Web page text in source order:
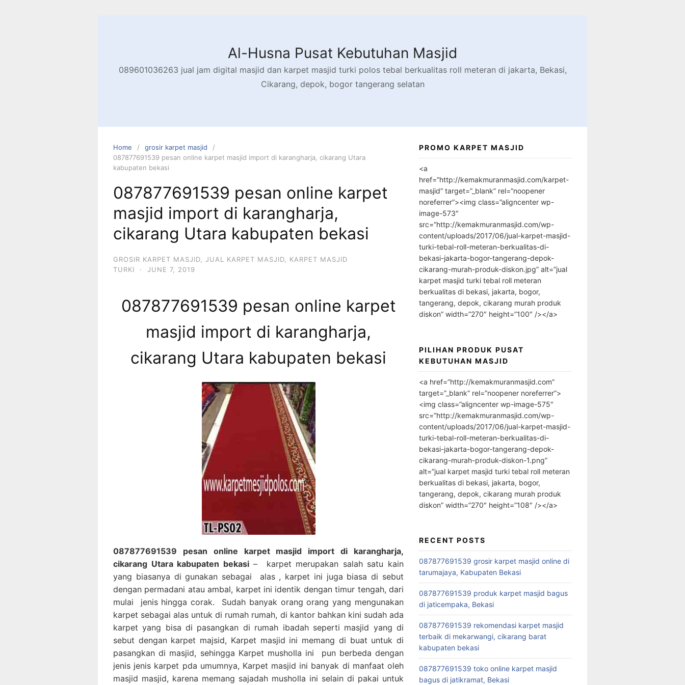
Al-Husna Pusat Kebutuhan Masjid
089601036263 jual jam digital masjid dan karpet masjid turki polos tebal berkualitas roll meteran di jakarta, Bekasi,
Cikarang, depok, bogor tangerang selatan
Home
grosir karpet masjid
087877691539 pesan online karpet masjid import di karangharja, cikarang Utara
kabupaten bekasi
087877691539 pesan online karpet
masjid import di karangharja,
cikarang Utara kabupaten bekasi
GROSIR KARPET MASJID JUAL KARPET MASJID
KARPET MASJID
TURKI
· JUNE 7, 2019
087877691539 pesan online karpet
masjid import di karangharja,
cikarang Utara kabupaten bekasi
087877691539 pesan online karpet masjid import di karangharja,
cikarang Utara kabupaten bekasi– karpet merupakan salah satu kain
yang biasanya di gunakan sebagai alas , karpet ini juga biasa di sebut
dengan permadani atau ambal, karpet ini identik dengan timur tengah, dari
mulai jenis hingga corak. Sudah banyak orang orang yang mengunakan
karpet sebagai alas untuk di rumah rumah, di kantor bahkan kini sudah ada
karpet yang bisa di pasangkan di rumah ibadah seperti masjid yang di
sebut dengan karpet majsid, Karpet masjid ini memang di buat untuk di
pasangkan di masjid, sehingga Karpet musholla ini pun berbeda dengan
jenis jenis karpet pda umumnya, Karpet masjid ini banyak di manfaat oleh
masjid masjid, karena memang sajadah musholla ini selain di pakai untuk
PROMO KARPET MASJID
<a
href=”http://kemakmuranmasjid.com/karpet-
masjid” target=”_blank” rel=”noopener
noreferrer”><img class=”aligncenter wp-
image-573″
src=”http://kemakmuranmasjid.com/wp-
content/uploads/2017/06/jual-karpet-masjid-
turki-tebal-roll-meteran-berkualitas-di-
bekasi-jakarta-bogor-tangerang-depok-
cikarang-murah-produk-diskon.jpg” alt=”jual
karpet masjid turki tebal roll meteran
berkualitas di bekasi, jakarta, bogor,
tangerang, depok, cikarang murah produk
diskon” width=”270″ height=”100″ /></a>
PILIHAN PRODUK PUSAT
KEBUTUHAN MASJID
<a href=”http://kemakmuranmasjid.com”
target=”_blank” rel=”noopener noreferrer”>
<img class=”aligncenter wp-image-575″
src=”http://kemakmuranmasjid.com/wp-
content/uploads/2017/06/jual-karpet-masjid-
turki-tebal-roll-meteran-berkualitas-di-
bekasi-jakarta-bogor-tangerang-depok-
cikarang-murah-produk-diskon-1.png”
alt=”jual karpet masjid turki tebal roll meteran
berkualitas di bekasi, jakarta, bogor,
tangerang, depok, cikarang murah produk
diskon” width=”270″ height=”108″ /></a>
RECENT POSTS
087877691539 grosir karpet masjid online di
tarumajaya, Kabupaten Bekasi
087877691539 produk karpet masjid bagus
di jaticempaka, Bekasi
087877691539 rekomendasi karpet masjid
terbaik di mekarwangi, cikarang barat
kabupaten bekasi
087877691539 toko online karpet masjid
bagus di jatikramat, Bekasi